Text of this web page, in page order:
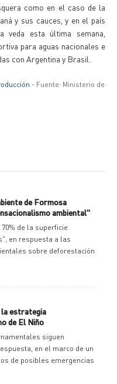
como en el caso de la
y sus cauces, y en el país
veda esta última semana,
para aguas nacionales e
con Argentina y Brasil.
- Fuente: Ministerio de
de Formosa
ambiental"
de la superficie
en respuesta a las
sobre deforestación
la estrategia
de El Niño
siguen
en el marco de un
de posibles emergencias